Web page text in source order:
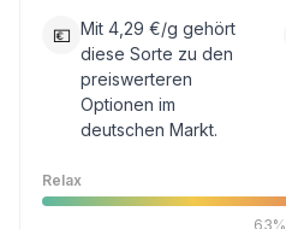
💶 Mit 4,29 €/g gehört
diese Sorte zu den
preiswerteren
Optionen im
deutschen Markt.
Relax
63%